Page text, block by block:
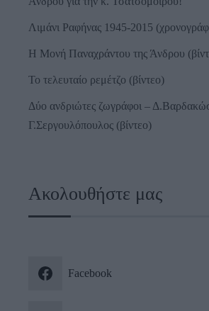
Λιμάνι Ραφήνας 1945-2015
Η Μονή Παναχράντου της Άνδρου
Το τελευταίο ρεμέτζο (βίντεο)
Δύο ανδριώτες ζωγράφοι –
Γ.Σεργουλόπουλος (βίντεο)
Ακολουθήστε μας
Facebook